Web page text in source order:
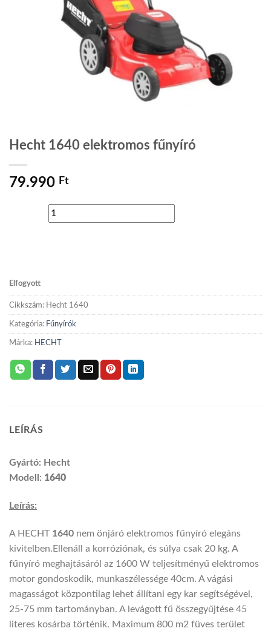
Hecht 1640 elektromos fűnyíró
79.990 Ft
fűnyíró
mennyiség
Elfogyott
Cikkszám: Hecht 1640
Kategória: Fűnyírók
Márka: HECHT
LEÍRÁS
Gyártó: Hecht
Modell: 1640
Leírás:
A HECHT 1640 nem önjáró elektromos fűnyíró elegáns
kivitelben.Ellenáll a korróziónak, és súlya csak 20 kg. A
fűnyíró meghajtásáról az 1600 W teljesítményű elektromos
motor gondoskodik, munkaszélessége 40cm. A vágási
magasságot központilag lehet állítani egy kar segítségével,
25-75 mm tartományban. A levágott fű összegyűjtése 45
literes kosárba történik. Maximum 800 m2 füves terület